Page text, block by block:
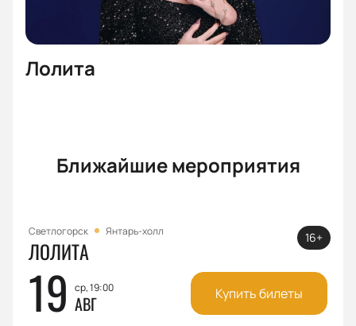
Лолита
Ближайшие мероприятия
Светлогорск Янтарь-холл
ЛОЛИТА
19 ср, 19:00
АВГ
16+
Купить билеты